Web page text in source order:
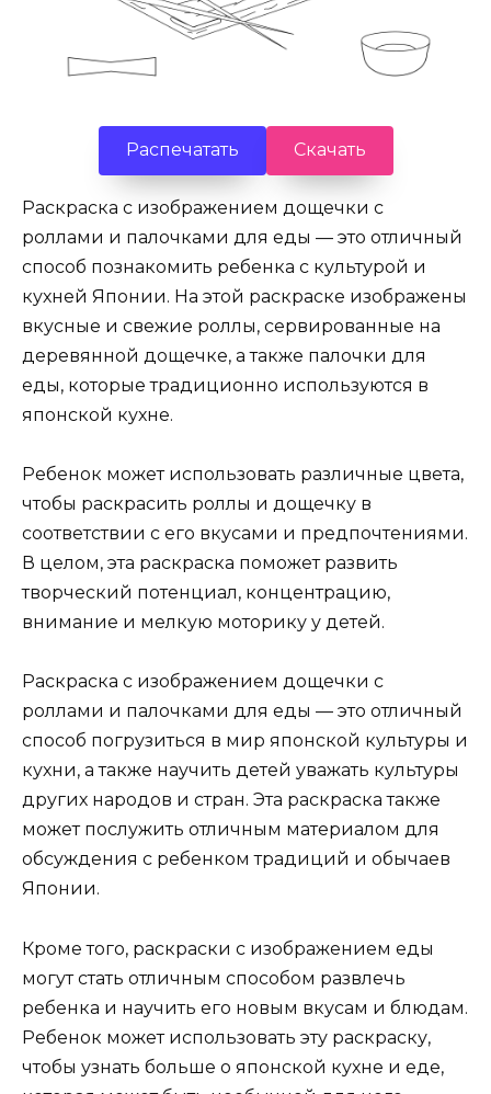
Распечатать Скачать
Раскраска с изображением дощечки с
роллами и палочками для еды — это отличный
способ познакомить ребенка с культурой и
кухней Японии. На этой раскраске изображены
вкусные и свежие роллы, сервированные на
деревянной дощечке, а также палочки для
еды, которые традиционно используются в
японской кухне.
Ребенок может использовать различные цвета,
чтобы раскрасить роллы и дощечку в
соответствии с его вкусами и предпочтениями.
В целом, эта раскраска поможет развить
творческий потенциал, концентрацию,
внимание и мелкую моторику у детей.
Раскраска с изображением дощечки с
роллами и палочками для еды — это отличный
способ погрузиться в мир японской культуры и
кухни, а также научить детей уважать культуры
других народов и стран. Эта раскраска также
может послужить отличным материалом для
обсуждения с ребенком традиций и обычаев
Японии.
Кроме того, раскраски с изображением еды
могут стать отличным способом развлечь
ребенка и научить его новым вкусам и блюдам.
Ребенок может использовать эту раскраску,
чтобы узнать больше о японской кухне и еде,